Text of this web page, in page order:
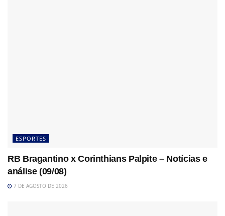
ESPORTES
RB Bragantino x Corinthians Palpite – Notícias e
análise (09/08)
7 DE AGOSTO DE 2026